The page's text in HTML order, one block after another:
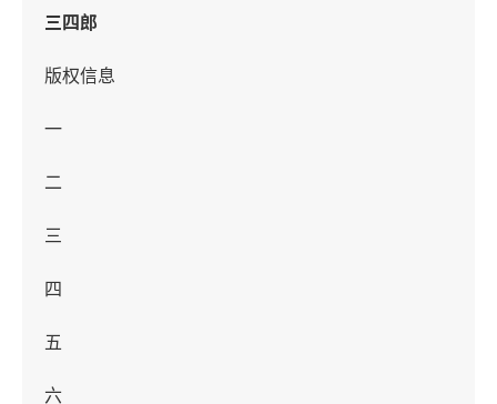
三四郎
版权信息
一
二
三
四
五
六